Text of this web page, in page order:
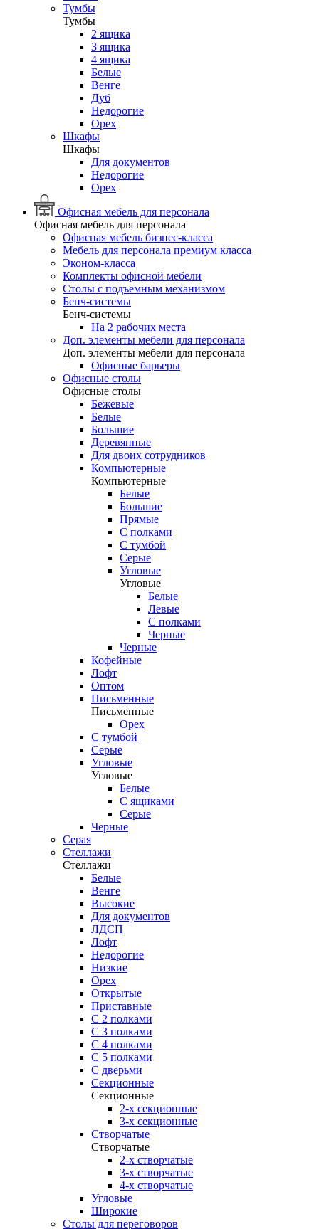
Тумбы
Тумбы
2 ящика
3 ящика
4 ящика
Белые
Венге
Дуб
Недорогие
Орех
Шкафы
Шкафы
Для документов
Недорогие
Орех
Офисная мебель для персонала
Офисная мебель для персонала
Офисная мебель бизнес-класса
Мебель для персонала премиум класса
Эконом-класса
Комплекты офисной мебели
Столы с подъемным механизмом
Бенч-системы
Бенч-системы
На 2 рабочих места
Доп. элементы мебели для персонала
Доп. элементы мебели для персонала
Офисные барьеры
Офисные столы
Офисные столы
Бежевые
Белые
Большие
Деревянные
Для двоих сотрудников
Компьютерные
Компьютерные
Белые
Большие
Прямые
С полками
С тумбой
Серые
Угловые
Угловые
Белые
Левые
С полками
Черные
Черные
Кофейные
Лофт
Оптом
Письменные
Письменные
Орех
С тумбой
Серые
Угловые
Угловые
Белые
С ящиками
Серые
Черные
Серая
Стеллажи
Стеллажи
Белые
Венге
Высокие
Для документов
ЛДСП
Лофт
Недорогие
Низкие
Орех
Открытые
Приставные
С 2 полками
С 3 полками
С 4 полками
С 5 полками
С дверьми
Секционные
Секционные
2-х секционные
3-х секционные
Створчатые
Створчатые
2-х створчатые
3-х створчатые
4-х створчатые
Угловые
Широкие
Столы для переговоров